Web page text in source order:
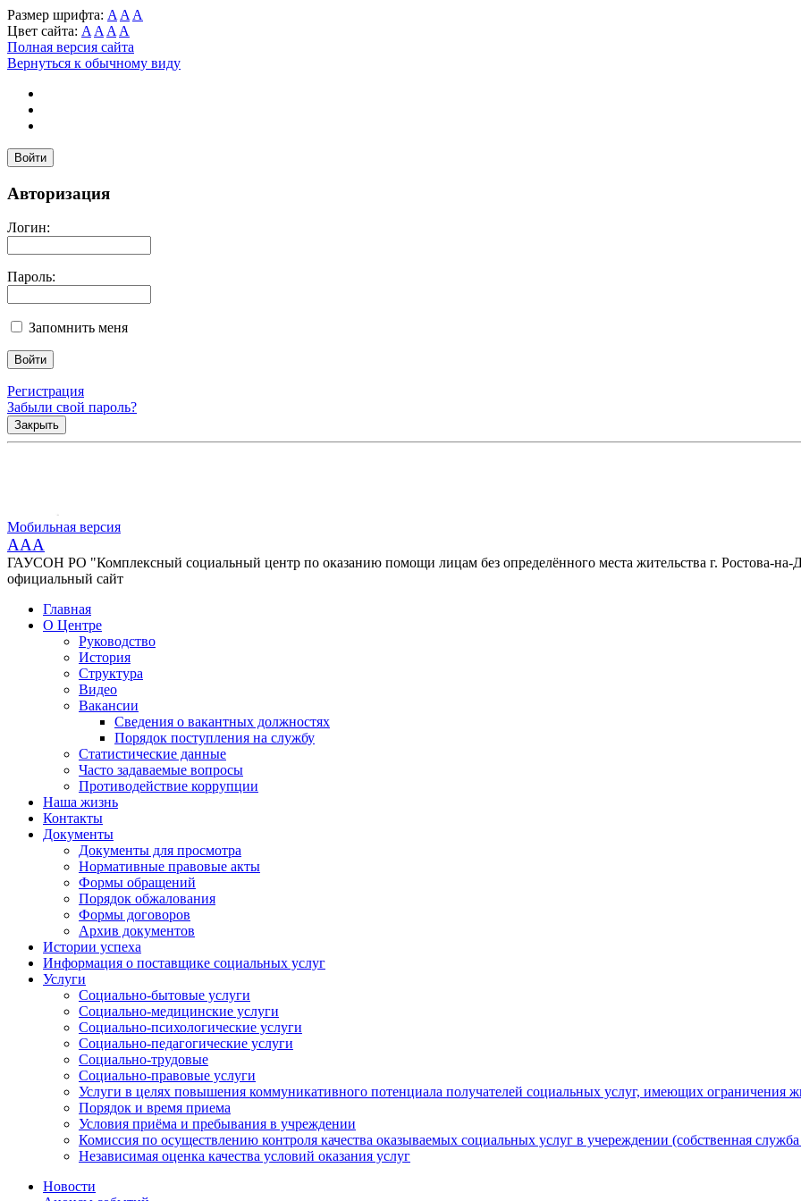
Размер шрифта: A A A
Цвет сайта: A A A A
Полная версия сайта
Вернуться к обычному виду
Войти
Авторизация
Логин:
Пароль:
Запомнить меня
Регистрация
Забыли свой пароль?
Закрыть
Мобильная версия
AAA
ГАУСОН РО "Комплексный социальный центр по оказанию помощи лицам без определённого места жительства г. Ростова-на-
официальный сайт
Главная
О Центре
Руководство
История
Структура
Видео
Вакансии
Сведения о вакантных должностях
Порядок поступления на службу
Статистические данные
Часто задаваемые вопросы
Противодействие коррупции
Наша жизнь
Контакты
Документы
Документы для просмотра
Нормативные правовые акты
Формы обращений
Порядок обжалования
Формы договоров
Архив документов
Истории успеха
Информация о поставщике социальных услуг
Услуги
Социально-бытовые услуги
Социально-медицинские услуги
Социально-психологические услуги
Социально-педагогические услуги
Социально-трудовые
Социально-правовые услуги
Услуги в целях повышения коммуникативного потенциала получателей социальных услуг, имеющих ограничения
Порядок и время приема
Условия приёма и пребывания в учреждении
Комиссия по осуществлению контроля качества оказываемых социальных услуг в учереждении (собственная
Независимая оценка качества условий оказания услуг
Новости